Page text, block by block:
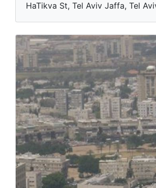
HaTikva St, Tel Aviv Jaffa, Tel